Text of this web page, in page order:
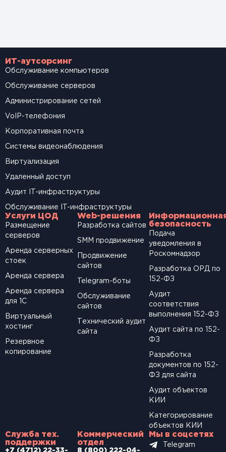
ИТ-аутсорсинг
Обслуживание компьютеров
Обслуживание серверов
Администрирование сетей
VoIP-телефония
Корпоративная почта
Системы видеонаблюдения
Виртуализация
Удаленный доступ
Аудит IT-инфраструктуры
Обслуживание IT-инфраструктуры
Услуги ЦОД
Размещение
серверов
Аренда серверных
стоек
Аренда сервера
Аренда сервера
для 1С
Виртуальный
хостинг
Резервное
копирование
Web-решения
Разработка сайтов
SМM продвижение
Продвижение
сайтов
Telegram-боты
Обслуживание
сайтов
Технический аудит
сайта
безопасность
Подача
уведомления в
Роскомнадзор
Разработка ОРД по
152-ФЗ
Аудит
соответствия
выполнения 152-ФЗ
Аудит сайта по 152-
ФЗ
Разработка
документов по 152-
ФЗ для сайта
Аудит объектов
КИИ
Категорирование
объектов КИИ
Служба тех.
поддержки
+7 (4712) 22-33-
Коммерческий
отдел
8 (800) 222-04-
Мы в соцсетях
Telegram